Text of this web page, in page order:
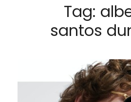
Tag:
santos